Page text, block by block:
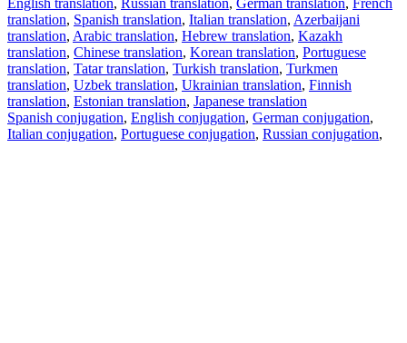
English translation, Russian translation, German translation, French
translation, Spanish translation, Italian translation, Azerbaijani
translation, Arabic translation, Hebrew translation, Kazakh
translation, Chinese translation, Korean translation, Portuguese
translation, Tatar translation, Turkish translation, Turkmen
translation, Uzbek translation, Ukrainian translation, Finnish
translation, Estonian translation, Japanese translation
Spanish conjugation, English conjugation, German conjugation,
Italian conjugation, Portuguese conjugation, Russian conjugation,